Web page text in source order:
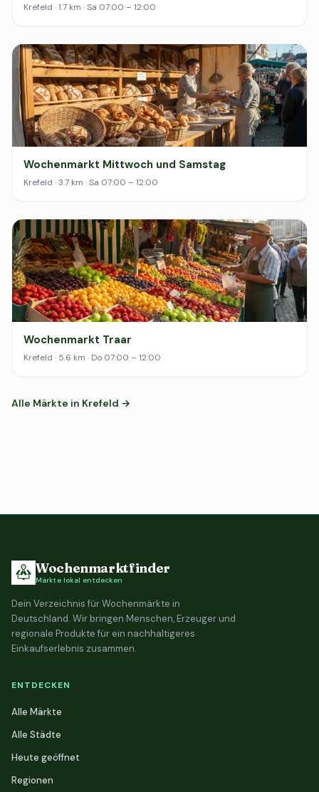
Krefeld · 1.7 km · Sa 07:00 – 12:00
Wochenmarkt Mittwoch und Samstag
Krefeld · 3.7 km · Sa 07:00 – 12:00
Wochenmarkt Traar
Krefeld · 5.6 km · Do 07:00 – 12:00
Alle Märkte in Krefeld →
Wochenmarktfinder
Märkte lokal entdecken
Dein Verzeichnis für Wochenmärkte in
Deutschland. Wir bringen Menschen, Erzeuger und
regionale Produkte für ein nachhaltigeres
Einkaufserlebnis zusammen.
ENTDECKEN
Alle Märkte
Alle Städte
Heute geöffnet
Regionen